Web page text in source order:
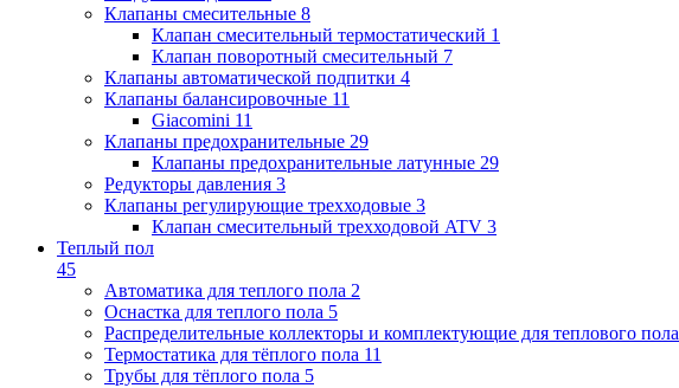
Клапаны cмесительные 8
Клапан cмесительный термостатический 1
Клапан поворотный cмесительный 7
Клапаны автоматической подпитки 4
Клапаны балансировочные 11
Giacomini 11
Клапаны предохранительные 29
Клапаны предохранительные латунные 29
Редукторы давления 3
Клапаны регулирующие трехходовые 3
Клапан смесительный трехходовой ATV 3
Теплый пол
45
Автоматика для теплого пола 2
Оснастка для теплого пола 5
Распределительные коллекторы и комплектующие для теплового пола
Термостатика для тёплого пола 11
Трубы для тёплого пола 5